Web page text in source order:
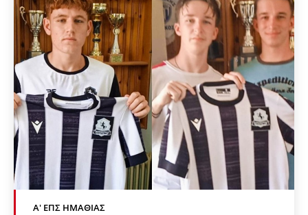
Α' ΕΠΣ ΗΜΑΘΊΑΣ